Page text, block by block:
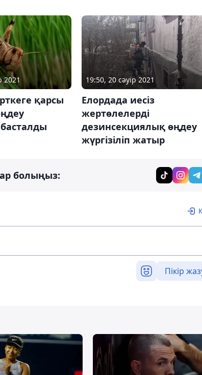
2021
қарсы
19:50, 20 сәуір 2021
Елордада иесіз
жертөлелерді
дезинсекциялық өңдеу
жүргізіліп жатыр
болыңыз:
Пікір